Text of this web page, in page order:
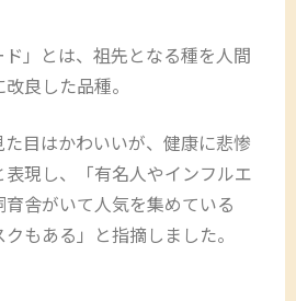
ド」とは、祖先となる種を人間
良した品種。
目はかわいいが、健康に悲惨
現し、「有名人やインフルエ
舎がいて人気を集めている
もある」と指摘しました。